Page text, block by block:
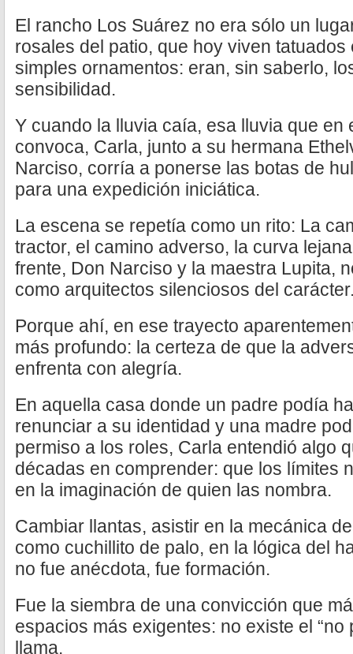
El rancho Los Suárez no era sólo un
rosales del patio, que hoy viven
simples ornamentos: eran, sin saberlo,
sensibilidad.
Y cuando la lluvia caía, esa lluvia que en
convoca, Carla, junto a su hermana
Narciso, corría a ponerse las botas de
para una expedición iniciática.
La escena se repetía como un rito: La
tractor, el camino adverso, la curva
frente, Don Narciso y la maestra Lupita,
como arquitectos silenciosos del
Porque ahí, en ese trayecto
más profundo: la certeza de que la
enfrenta con alegría.
En aquella casa donde un padre podía
renunciar a su identidad y una madre
permiso a los roles, Carla entendió algo
décadas en comprender: que los límites
en la imaginación de quien las nombra.
Cambiar llantas, asistir en la mecánica
como cuchillito de palo, en la lógica del
no fue anécdota, fue formación.
Fue la siembra de una convicción que
espacios más exigentes: no existe el “no
llama.